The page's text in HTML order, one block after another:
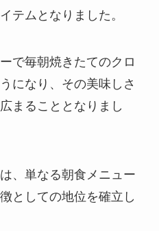
テムとなりました。
で毎朝焼きたてのクロ
になり、その美味しさ
まることとなりまし
、単なる朝食メニュー
としての地位を確立し